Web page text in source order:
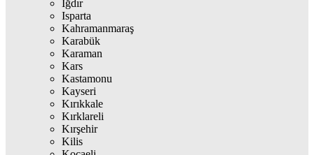
Iğdır
Isparta
Kahramanmaraş
Karabük
Karaman
Kars
Kastamonu
Kayseri
Kırıkkale
Kırklareli
Kırşehir
Kilis